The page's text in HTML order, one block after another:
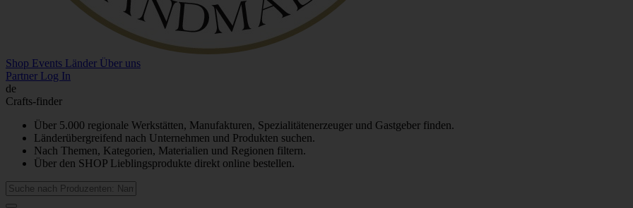
Shop Events Länder Über uns
Partner Log In
de
Crafts-finder
Über 5.000 regionale Werkstätten, Manufakturen, Spezialitätenerzeuger und Gastgeber finden.
Länderübergreifend nach Unternehmen und Produkten suchen.
Nach Themen, Kategorien, Materialien und Regionen filtern.
Über den SHOP Lieblingsprodukte direkt online bestellen.